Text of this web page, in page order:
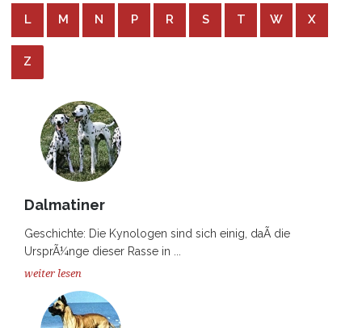
L M N P R S T W X
Z
Dalmatiner
Geschichte: Die Kynologen sind sich einig, daÃ die
UrsprÃ¼nge dieser Rasse in ...
weiter lesen